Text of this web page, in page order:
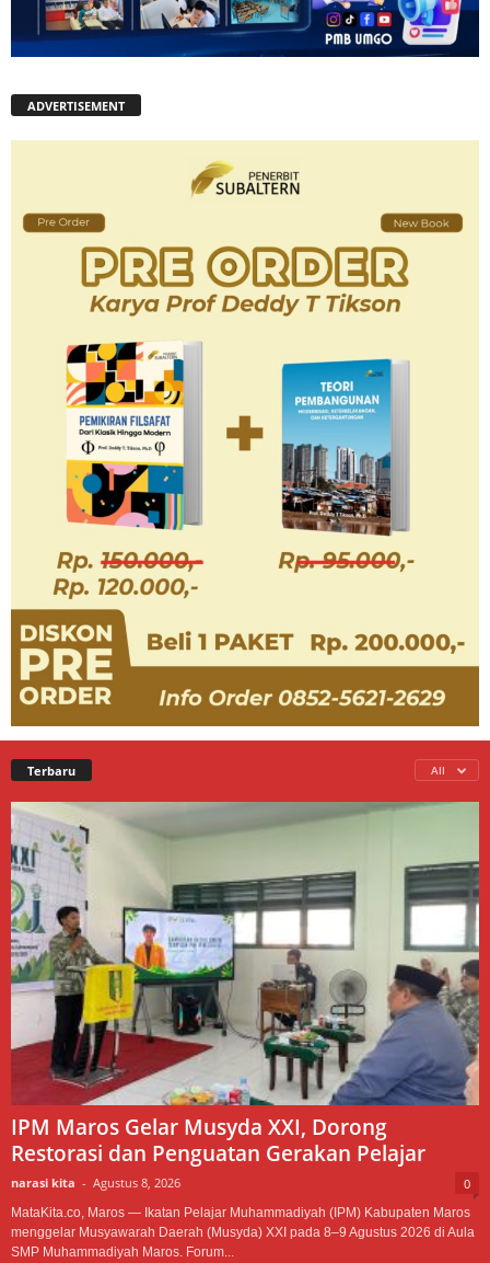
ADVERTISEMENT
Terbaru All
IPM Maros Gelar Musyda XXI, Dorong
Restorasi dan Penguatan Gerakan Pelajar
narasi kita - Agustus 8, 2026 0
MataKita.co, Maros — Ikatan Pelajar Muhammadiyah (IPM) Kabupaten Maros
menggelar Musyawarah Daerah (Musyda) XXI pada 8–9 Agustus 2026 di Aula
SMP Muhammadiyah Maros. Forum...